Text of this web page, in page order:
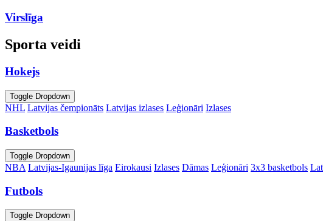
Virslīga
Sporta veidi
Hokejs
Toggle Dropdown
NHL Latvijas čempionāts Latvijas izlases Leģionāri Izlases
Basketbols
Toggle Dropdown
NBA Latvijas-Igaunijas līga Eirokausi Izlases Dāmas Leģionāri 3x3 basketbols
Futbols
Toggle Dropdown